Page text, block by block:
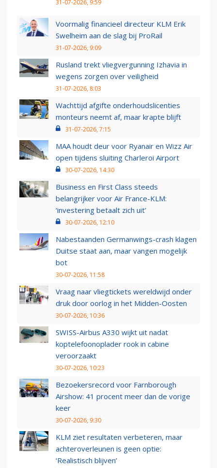
31-07-2026, 9:59
Voormalig financieel directeur KLM Erik
Swelheim aan de slag bij ProRail
31-07-2026, 9:09
Rusland trekt vliegvergunning Izhavia in
wegens zorgen over veiligheid
31-07-2026, 8:03
Wachttijd afgifte onderhoudslicenties
monteurs neemt af, maar krapte blijft
31-07-2026, 7:15
MAA houdt deur voor Ryanair en Wizz Air
open tijdens sluiting Charleroi Airport
30-07-2026, 14:30
Business en First Class steeds
belangrijker voor Air France-KLM:
‘investering betaalt zich uit’
30-07-2026, 12:10
Nabestaanden Germanwings-crash klagen
Duitse staat aan, maar vangen mogelijk
bot
30-07-2026, 11:58
Vraag naar vliegtickets wereldwijd onder
druk door oorlog in het Midden-Oosten
30-07-2026, 10:36
SWISS-Airbus A330 wijkt uit nadat
koptelefoonoplader rook in cabine
veroorzaakt
30-07-2026, 10:23
Bezoekersrecord voor Farnborough
Airshow: 41 procent meer dan de vorige
keer
30-07-2026, 9:30
KLM ziet resultaten verbeteren, maar
achteroverleunen is geen optie:
‘Realistisch blijven’